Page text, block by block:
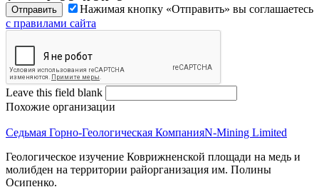
Нажимая кнопку «Отправить» вы соглашаетесь
с правилами сайта
Leave this field blank
Похожие организации
Седьмая Горно-Геологическая КомпанияN-Mining Limited
Геологическое изучение Коврижненской площади на медь и
молибден на территории райорганизация им. Полины
Осипенко.